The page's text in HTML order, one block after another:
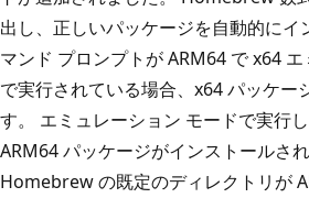
出し、正しいパッケージを自動的にイ
マンド プロンプトが ARM64 で x64
で実行されている場合、x64 パッケー
す。 エミュレーション モードで実行し
ARM64 パッケージがインストールされ
Homebrew の既定のディレクトリが